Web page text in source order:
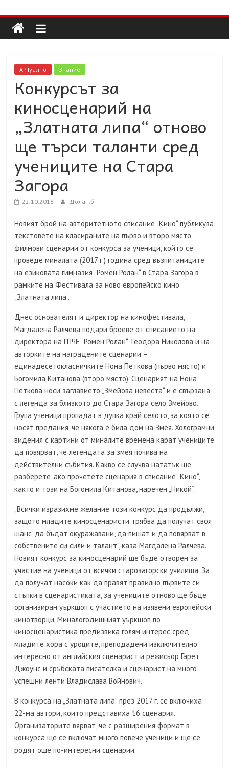
to
content
Долап
БГ
култура|
пътешествия|
мода|
събития|
кухня|
минало|
АРТуално Знание
Конкурсът за
киносценарий на
„Златната липа“ отново
ще търси таланти сред
учениците на Стара
Загора
22.10.2018 Долап.бг
Новият брой на авторитетното списание „Кино“ публикува
текстовете на класираните на първо и второ място
филмови сценарии от конкурса за ученици, който се
проведе миналата (2017 г.) година сред възпитаниците
на езиковата гимназия „Ромен Ролан“ в Стара Загора в
рамките на Фестивала за ново европейско кино
„Златната липа“.
Днес основателят и директор на кинофестивала,
Магдалена Ралчева подари броеве от списанието на
директора на ГПЧЕ „Ромен Ролан“ Теодора Николова и на
авторките на наградените сценарии –
единадесетокласничките Нона Петкова (първо място) и
Богомила Китанова (второ място). Сценарият на Нона
Петкова носи заглавието „Змейова невеста“ и е свързана
с легенда за близкото до Стара Загора село Змейово.
Група ученици пропадат в дупка край селото, за която се
носят предания, че някога е била дом на Змея. Холограмни
видения с картини от миналите времена карат учениците
да повярват, че легендата за змея почива на
действителни събития. Какво се случва нататък ще
разберете, ако прочетете сценария в списание „Кино“,
както и този на Богомила Китанова, наречен „Никой“.
„Всички изразихме желание този конкурс да продължи,
защото младите киносценаристи трябва да получат своя
шанс, да бъдат окуражавани, да пишат и да повярват в
собствените си сили и талант“, каза Магдалена Ралчева.
Новият конкурс за киносценарий ще бъде отворен за
участие на ученици от всички старозагорски училища. За
да получат насоки как да правят правилно първите си
стъпки в сценаристиката, за учениците отново ще бъде
организиран уъркшоп с участието на изявени европейски
кинотворци. Миналогодишният уъркшоп по
киносценаристика предизвика голям интерес сред
младите хора с уроците, преподадени изключително
интересно от английския сценарист и режисьор Гарет
Джоунс и сръбската писателка и сценарист на много
успешни ленти Владислава Войнович.
В конкурса на „Златната липа“ през 2017 г. се включиха
22-ма автори, които представиха 16 сценария.
Организаторите вярват, че с разширения формат в
конкурса ще се включат много повече ученици и ще се
родят още по-интересни сценарии.